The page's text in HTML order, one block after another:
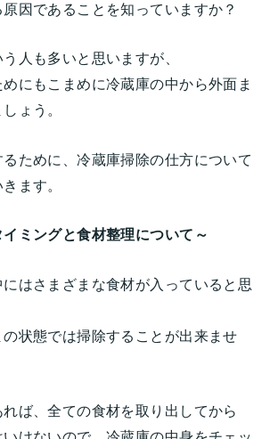
因であることを知っていますか？
人も多いと思いますが、
にもこまめに冷蔵庫の中から外面ま
ょう。
ために、冷蔵庫掃除の仕方について
ます。
ミングと食材整理について～
はさまざまな食材が入っていると思
状態では掃除することが出来ませ
ば、全ての食材を取り出してから